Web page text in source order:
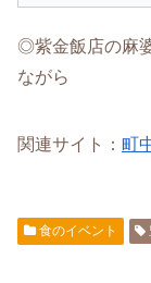
◎紫金飯店の麻
ながら
関連サイト： 町
食のイベント